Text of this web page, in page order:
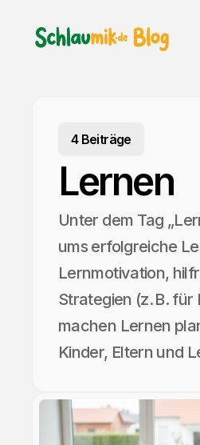
4 Beiträge
Lernen
Unter dem Tag
ums erfolgreiche
Lernmotivation,
Strategien (z. B. für
machen Lernen
Kinder, Eltern und